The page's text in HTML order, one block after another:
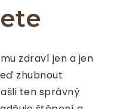
zdraví jen a jen
zhubnout
ten správný